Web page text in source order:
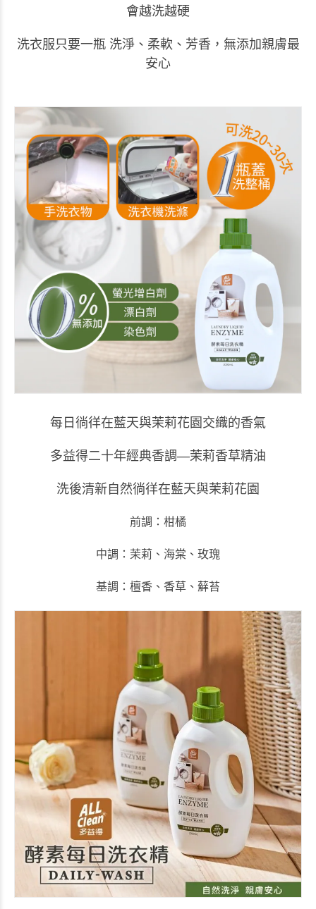
會越洗越硬​
洗衣服只要一瓶 洗淨、柔軟、芳香​， 無添加親膚最
安心
每日徜徉在藍天與茉莉花園交織的香氣
多益得二十年經典香調—茉莉香草精油
洗後清新自然徜徉在藍天與茉莉花園
前調：柑橘
中調：茉莉、海棠、玫瑰
基調：檀香、香草、蘚苔